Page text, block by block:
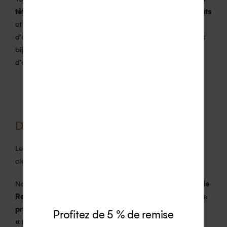
tête d’aigle
or 18 carats
et fabriqués en France. Nous avons fait ce choix afin
d’apporter une valeur additionnelle à la garantie de nos
bijoux même si la loi n’oblige à avoir un poinçon tête
d’aigle que pour les bijoux qui pèsent plus de 3g d’or.
DIAMANTS NATURELS ÉTHIQUES
Les bijoux AUPIHO sont sertis de diamants blancs
classification H-SI (sauf si précisé voir fiche produit).
Nous collaborons avec des diamantaires
certifiés par le
Responsible Jewelry Council (RJC)
et qui respectent le
processus de Kimberley
garantissant une extraction
« responsable »
Profitez de 5 % de remise